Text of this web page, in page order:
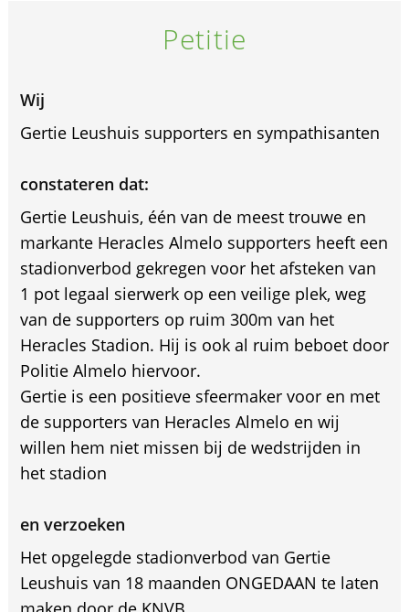
Petitie
Wij
Gertie Leushuis supporters en sympathisanten
constateren dat:
Gertie Leushuis, één van de meest trouwe en
markante Heracles Almelo supporters heeft een
stadionverbod gekregen voor het afsteken van
1 pot legaal sierwerk op een veilige plek, weg
van de supporters op ruim 300m van het
Heracles Stadion. Hij is ook al ruim beboet door
Politie Almelo hiervoor.
Gertie is een positieve sfeermaker voor en met
de supporters van Heracles Almelo en wij
willen hem niet missen bij de wedstrijden in
het stadion
en verzoeken
Het opgelegde stadionverbod van Gertie
Leushuis van 18 maanden ONGEDAAN te laten